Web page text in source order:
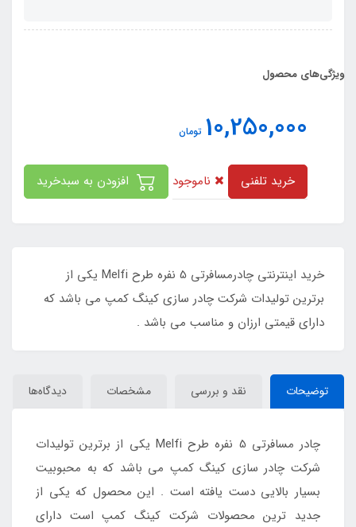
ویژگی‌های محصول
10,250,000 تومان
خرید تلفنی ناموجود
خرید اینترنتی چادرمسافرتی 5 نفره طرح Melfi یکی از
برترین تولیدات شرکت چادر سازی کینگ کمپ می باشد که
دارای قیمتی ارزان و مناسب می باشد .
توضیحات نقد و بررسی مشخصات دیدگاه‌ها
چادر مسافرتی 5 نفره طرح Melfi یکی از برترین تولیدات
شرکت چادر سازی کینگ کمپ می باشد که به محبوبیت
بسیار بالایی دست یافته است . این محصول که یکی از
جدید ترین محصولات شرکت کینگ کمپ است دارای